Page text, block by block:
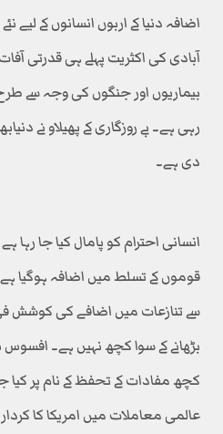
اضافہ دنیا کے اربوں انسانوں کے لیے
آبادی کی اکثریت پہلے ہی قدرتی
بیماریوں اور جنگوں کی وجہ سے
رہی ہے۔ بے روزگاری کے پھیلاو نے
دی ہے۔
انسانی احترام کو پامال کیا جا رہا
قوموں کے تسلط میں اضافہ ہوگیا
سے تنازعات میں اضافے کی کوشش
بڑھانے کے سوا کچھ نہیں ہے۔
کچھ مفادات کے تحفظ کے نام پر کیا
عالمی معاملات میں امریکا کا